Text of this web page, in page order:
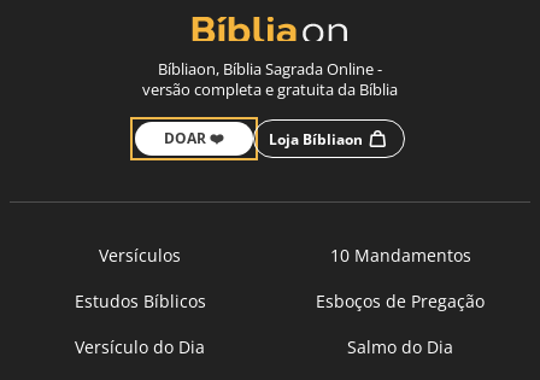
Bíbliaon, Bíblia Sagrada Online -
versão completa e gratuita da Bíblia
DOAR ❤️ Loja Bíbliaon
Versículos
10 Mandamentos
Estudos Bíblicos
Esboços de Pregação
Versículo do Dia
Salmo do Dia